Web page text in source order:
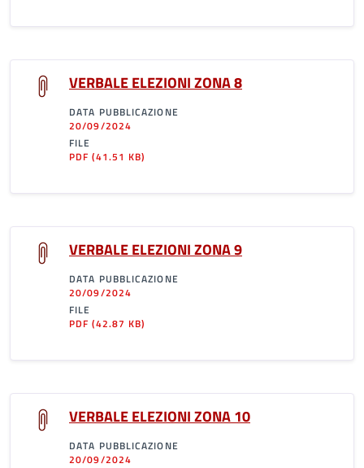
VERBALE ELEZIONI ZONA 8
DATA PUBBLICAZIONE
20/09/2024
FILE
PDF(41.51 KB)
VERBALE ELEZIONI ZONA 9
DATA PUBBLICAZIONE
20/09/2024
FILE
PDF(42.87 KB)
VERBALE ELEZIONI ZONA 10
DATA PUBBLICAZIONE
20/09/2024